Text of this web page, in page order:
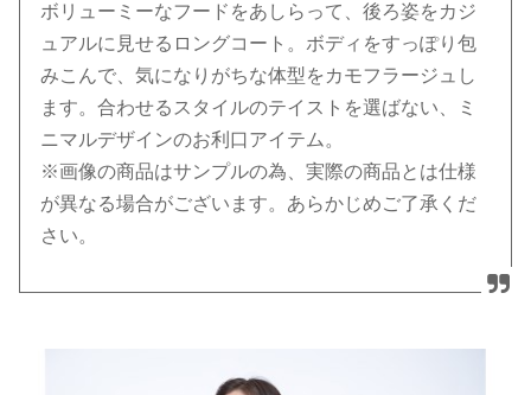
ボリューミーなフードをあしらって、後ろ姿をカジ
ュアルに見せるロングコート。ボディをすっぽり包
みこんで、気になりがちな体型をカモフラージュし
ます。合わせるスタイルのテイストを選ばない、ミ
ニマルデザインのお利口アイテム。
※画像の商品はサンプルの為、実際の商品とは仕様
が異なる場合がございます。あらかじめご了承くだ
さい。